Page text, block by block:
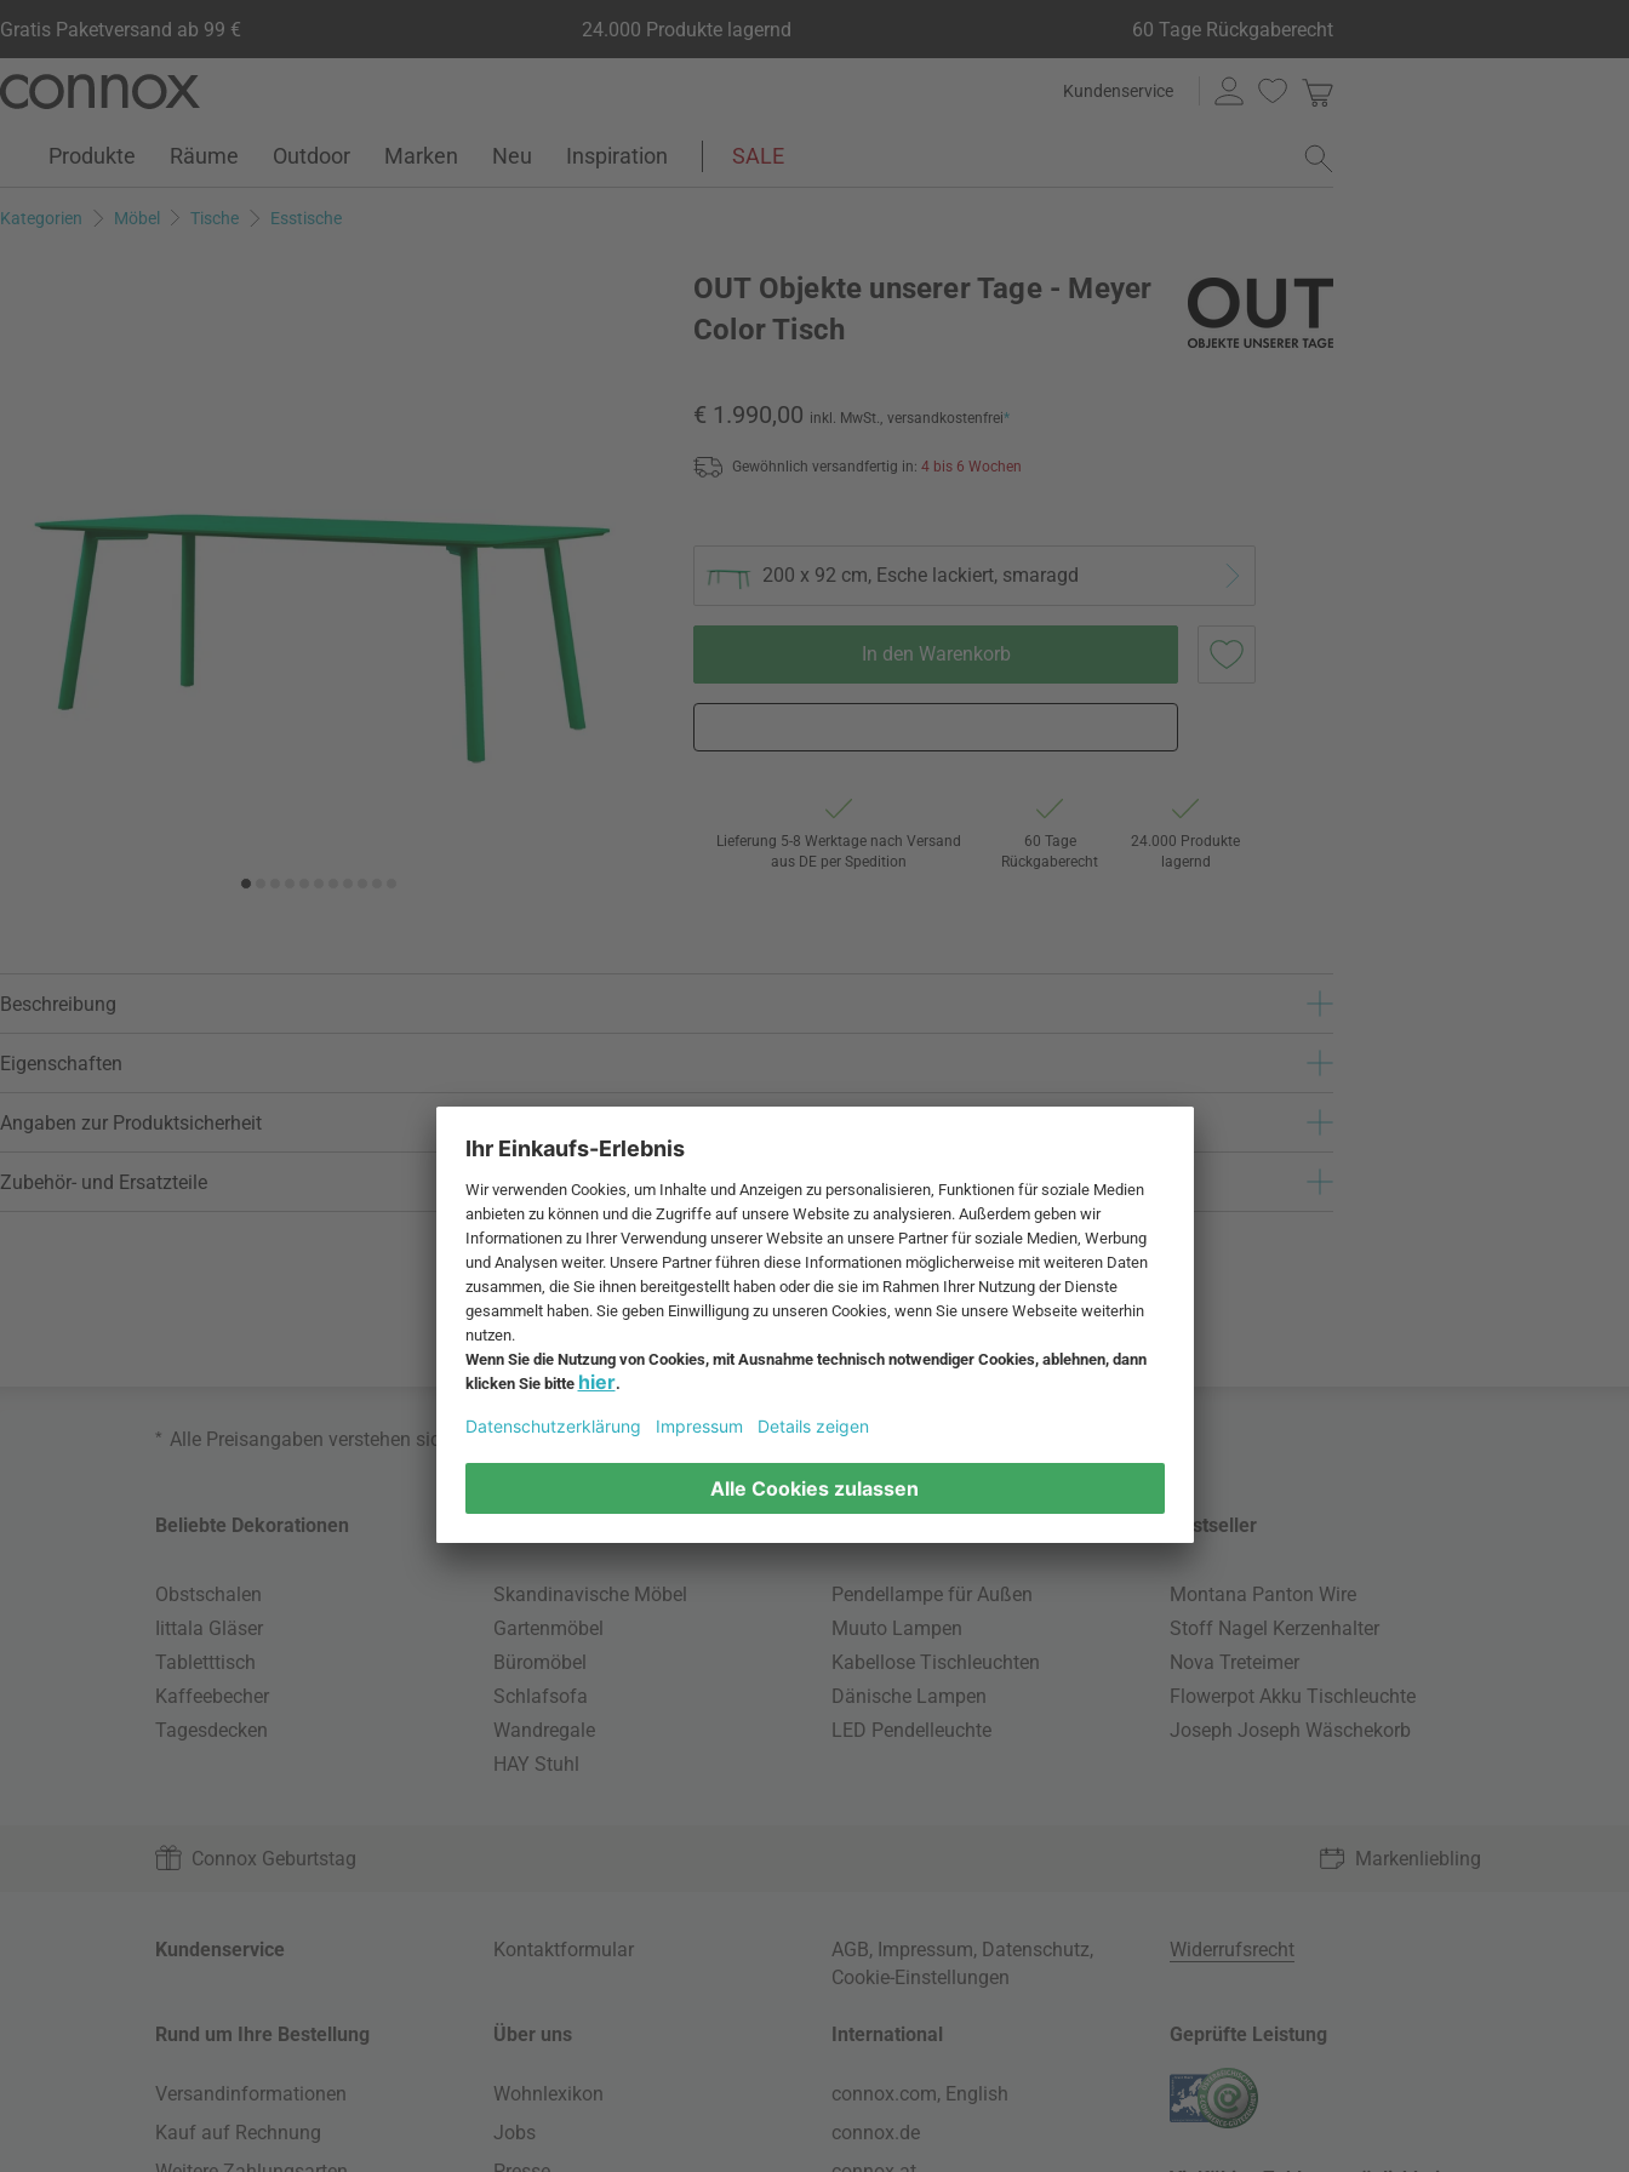
Gratis Paketversand ab 99 € 24.000 Produkte lagernd 60 Tage Rückgaberecht
Seiteninhalt
Suchfeld
Kundenservice
Kundenkonto
Wunschliste
Warenkorb
Produkte Räume Outdoor Marken Neu Inspiration SALE
Kategorien Möbel Tische Esstische
OUT Objekte unserer Tage - Meyer
Color Tisch
€ 1.990,00 inkl. MwSt., versandkostenfrei*
Gewöhnlich versandfertig in: 4 bis 6 Wochen
200 x 92 cm, Esche lackiert, smaragd
In den Warenkorb
Wunschliste hinzufügen
Lieferung 5-8 Werktage nach Versand
aus DE per Spedition
60 Tage
Rückgaberecht
24.000 Produkte
lagernd
Beschreibung
Eigenschaften
Angaben zur Produktsicherheit
Zubehör- und Ersatzteile
* Alle Preisangaben verstehen sich inklusive MwSt. und zzgl.Versandkosten.
Beliebte Dekorationen
Obstschalen
Iittala Gläser
Tabletttisch
Kaffeebecher
Tagesdecken
Skandinavische Möbel
Gartenmöbel
Büromöbel
Schlafsofa
Wandregale
HAY Stuhl
Pendellampe für Außen
Muuto Lampen
Kabellose Tischleuchten
Dänische Lampen
LED Pendelleuchte
Bestseller
Montana Panton Wire
Stoff Nagel Kerzenhalter
Nova Treteimer
Flowerpot Akku Tischleuchte
Joseph Joseph Wäschekorb
Connox Geburtstag Markenliebling
Kundenservice Kontaktformular AGB, Impressum, Datenschutz,
Cookie-Einstellungen
Widerrufsrecht
Rund um Ihre Bestellung
Versandinformationen
Kauf auf Rechnung
Über uns
Wohnlexikon
Jobs
International
connox.com, English
connox.de
Geprüfte Leistung